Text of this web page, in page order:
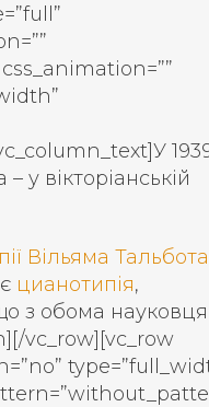
у вікторіанській
Вільяма Тальбота
цианотипія,
з обома
vc_row][vc_row